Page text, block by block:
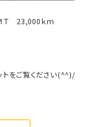
23,000ｋｍ
トをご覧ください(^^)/